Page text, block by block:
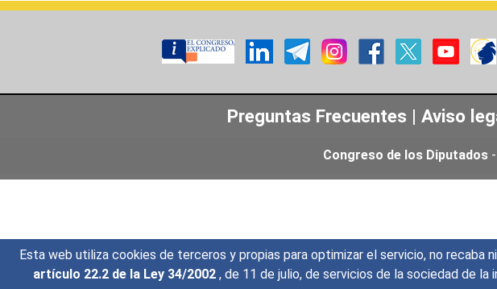
Esta web utiliza cookies de terceros y propias para optimizar el servicio, no
artículo 22.2 de la Ley 34/2002 , de 11 de julio, de servicios de la sociedad de
Preguntas Frecuentes | Aviso
Congreso de los Diputados-